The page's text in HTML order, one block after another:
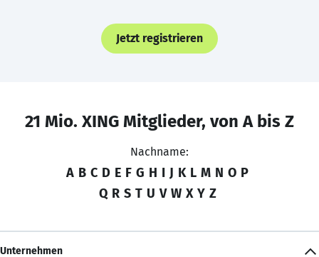
Jetzt registrieren
21 Mio. XING Mitglieder, von A bis Z
Nachname:
A B C D E F G H I J K L M N O P
Q R S T U V W X Y Z
Unternehmen